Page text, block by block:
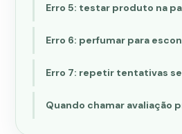
Erro 5: testar produto na
Erro 6: perfumar para
Erro 7: repetir tentativas
Quando chamar avaliação